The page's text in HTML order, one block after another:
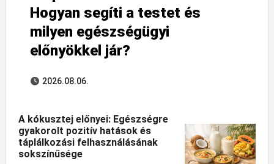
Hogyan segíti a testet és
milyen egészségügyi
előnyökkel jár?
2026.08.06.
A kókusztej előnyei: Egészségre
gyakorolt pozitív hatások és
táplálkozási felhasználásának
sokszínűsége